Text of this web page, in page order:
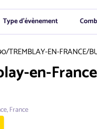
Type d'évènement
/TREMBLAY-EN-FRANCE/
en-France
France